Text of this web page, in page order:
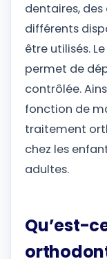
dentaires,
différents
être utilisés.
permet de
contrôlée.
fonction de
traitement
chez les
adultes.
Qu’est-